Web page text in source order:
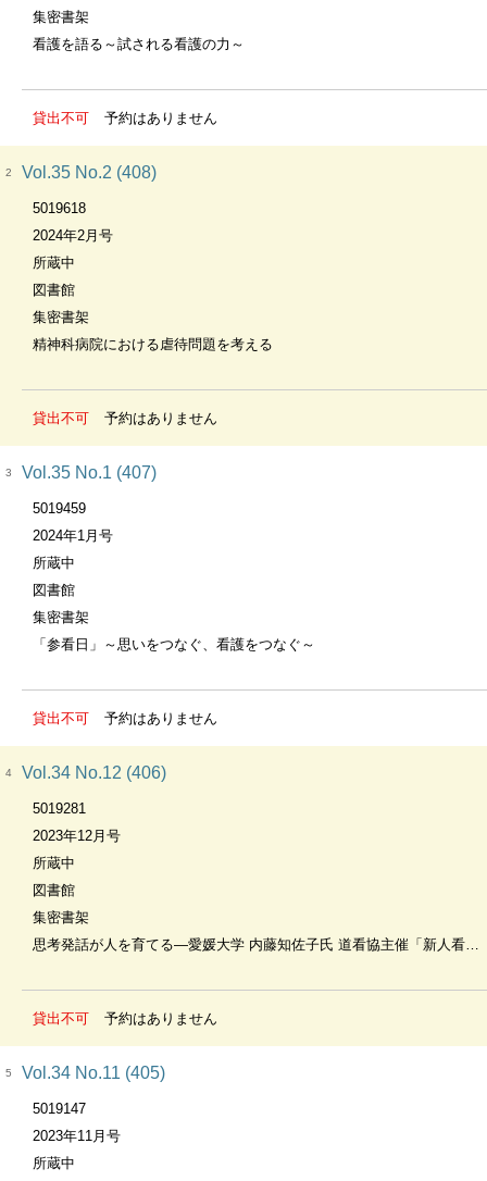
集密書架
看護を語る～試される看護の力～
貸出不可 予約はありません
2 Vol.35 No.2 (408)
5019618
2024年2月号
所蔵中
図書館
集密書架
精神科病院における虐待問題を考える
貸出不可 予約はありません
3 Vol.35 No.1 (407)
5019459
2024年1月号
所蔵中
図書館
集密書架
「参看日」～思いをつなぐ、看護をつなぐ～
貸出不可 予約はありません
4 Vol.34 No.12 (406)
5019281
2023年12月号
所蔵中
図書館
集密書架
思考発話が人を育てる―愛媛大学 内藤知佐子氏 道看協主催「新人看護職員研修に関する交流会」より
貸出不可 予約はありません
5 Vol.34 No.11 (405)
5019147
2023年11月号
所蔵中